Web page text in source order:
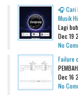
🎧 Cari
Musik
Lagi
Dec 19
No
Failure
Dec 16
No